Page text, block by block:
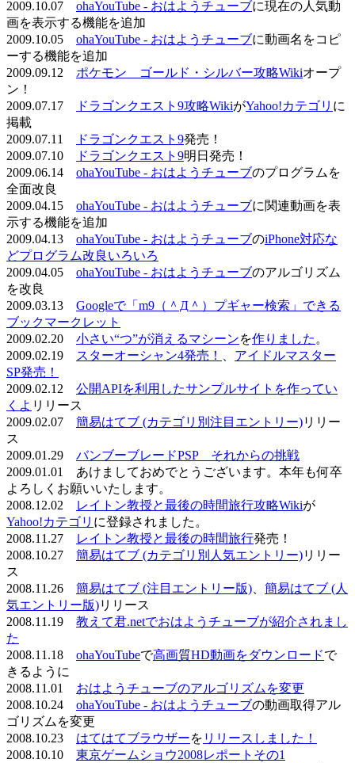
2009.10.07 ohaYouTube - おはようチューブに現在の人気動
画を表示する機能を追加
2009.10.05 ohaYouTube - おはようチューブに動画名をコピ
ーする機能を追加
2009.09.12 ポケモン ゴールド・シルバー攻略Wikiオープ
ン！
2009.07.17
ドラゴンクエスト9攻略WikiがYahoo!カテゴリ に
掲載
2009.07.11
ドラゴンクエスト9発売！
2009.07.10
ドラゴンクエスト9明日発売！
2009.06.14 ohaYouTube - おはようチューブのプログラムを
全面改良
2009.04.15 ohaYouTube - おはようチューブに関連動画を表
示する機能を追加
2009.04.13 ohaYouTube - おはようチューブのiPhone対応な
どプログラム改良いろいろ
2009.04.05 ohaYouTube - おはようチューブのアルゴリズム
を改良
2009.03.13 Googleで「m9（＾Д＾）プギャー検索」できる
ブックマークレット
2009.02.20 小さい“つ”が消えるマシーンを作りました 。
2009.02.19
スターオーシャン4発売！
アイドルマスター
SP発売！
2009.02.12 公開APIを利用したサンプルサイトを作ってい
くよ リリース
2009.02.07 簡易はてブ (カテゴリ別注目エントリー)リリー
ス
2009.01.29 バンブーブレードPSP それからの挑戦
2009.01.01 あけましておめでとうございます。本年も何卒
よろしくお願いいたします。
2008.12.02
レイトン教授と最後の時間旅行攻略Wikiが
Yahoo!カテゴリ に登録されました。
2008.11.27
レイトン教授と最後の時間旅行発売！
2008.10.27 簡易はてブ (カテゴリ別人気エントリー)リリー
ス
2008.11.26 簡易はてブ (注目エントリー版)
簡易はてブ (人
気エントリー版)リリース
2008.11.19 教えて君.netでおはようチューブが紹介されまし
た
2008.11.18 ohaYouTubeで高画質HD動画をダウンロードで
きるように
2008.11.01 おはようチューブのアルゴリズムを変更
2008.10.24 ohaYouTube - おはようチューブの動画取得アル
ゴリズムを変更
2008.10.23 はてはてブラウザーを リリースしました！
2008.10.10 東京ゲームショウ2008レポートその1